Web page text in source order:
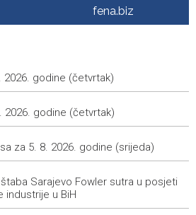
injuries among children; Biloš:
common
KS: Uskoro javna nabavka za
Gazi - Od početka 2026. podijeljeno
nove aktivnosti
of constituent peoples
modnom revijom i
indicts former Court of BiH
fena.biz
2026. godine (četvrtak)
2026. godine (četvrtak)
za 5. 8. 2026. godine (srijeda)
Sarajevo Fowler sutra u posjeti
industrije u BiH